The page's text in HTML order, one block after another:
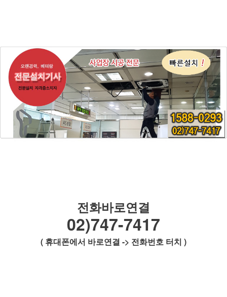
전화바로연결
02)747-7417
( 휴대폰에서 바로연결 -> 전화번호 터치 )